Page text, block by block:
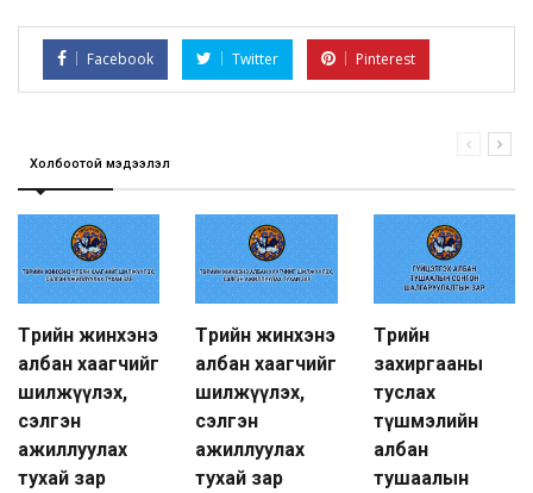
Facebook Twitter Pinterest
Холбоотой мэдээлэл
Төрийн жинхэнэ
албан хаагчийг
шилжүүлэх,
сэлгэн
ажиллуулах
тухай зар
Төрийн жинхэнэ
албан хаагчийг
шилжүүлэх,
сэлгэн
ажиллуулах
тухай зар
Төрийн
захиргааны
туслах
түшмэлийн
албан
тушаалын